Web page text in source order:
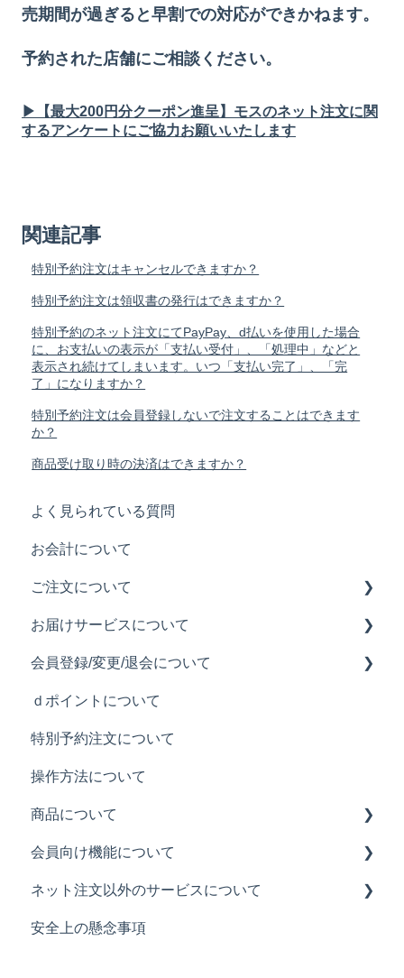
売期間が過ぎると早割での対応ができかねます。
予約された店舗にご相談ください。
▶【最大200円分クーポン進呈】モスのネット注文に関
するアンケートにご協力お願いいたします
関連記事
特別予約注文はキャンセルできますか？
特別予約注文は領収書の発行はできますか？
特別予約のネット注文にてPayPay、d払いを使用した場合
に、お支払いの表示が「支払い受付」、「処理中」などと
表示され続けてしまいます。いつ「支払い完了」、「完
了」になりますか？
特別予約注文は会員登録しないで注文することはできます
か？
商品受け取り時の決済はできますか？
よく見られている質問
お会計について
ご注文について
注文履歴について
ご注文について
注文できるメニューについて
お届けサービスについて
お届け料について
お届け可能時間について
お届け時のトラブルについて
お届け可能なエリアについて
会員登録/変更/退会について
会員登録について
メールアドレスの変更について
退会について
パスワードの変更について
ｄポイントについて
特別予約注文について
操作方法について
商品について
カロリーやアレルギー表示について
商品の返品について
商品の説明
会員向け機能について
モス ネット注文会員限定メールについて
クーポンご利用方法について
ネット注文以外のサービスについて
店舗について
安全上の懸念事項